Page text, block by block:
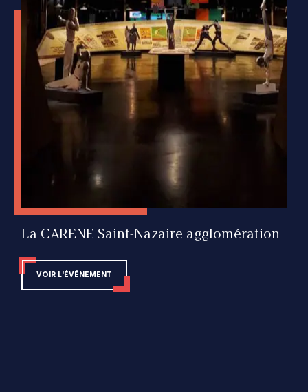
Impact Collectif
SNCF Mixité
La CARENE Saint-Nazaire agglomération
VOIR L'ÉVÉNEMENT